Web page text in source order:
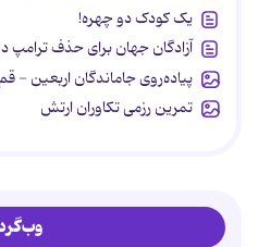
یک کودک دو چهره!
آزادگان جهان برای حذف
پیاده‌روی جاماندگان اربعین - قم
تمرین رزمی تکاوران ارتش